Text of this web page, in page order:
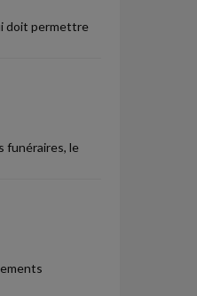
doit permettre
funéraires, le